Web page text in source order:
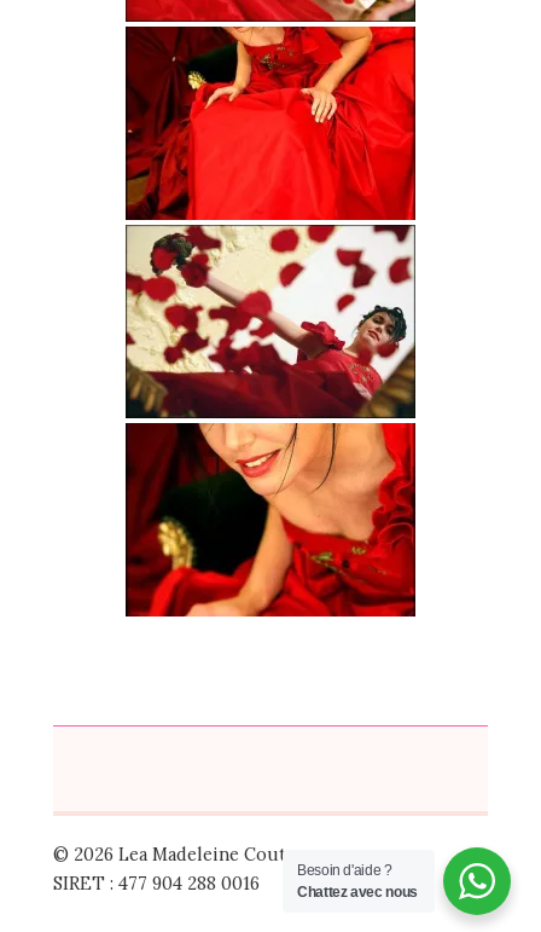
© 2026 Lea Madeleine Couture
SIRET : 477 904 288 0016
Besoin d'aide ?
Chattez avec nous